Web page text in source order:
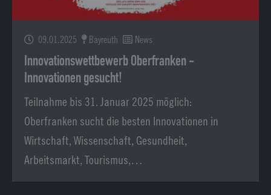
09.01.2025 Bayreuth News
Innovationswettbewerb Oberfranken -
Innovationen gesucht!
Teilnahme bis 31. Januar 2025 möglich:
Oberfranken sucht die besten Innovationen in
Wirtschaft, Wissenschaft, Gesundheit,
Arbeitsmarkt, Tourismus,…